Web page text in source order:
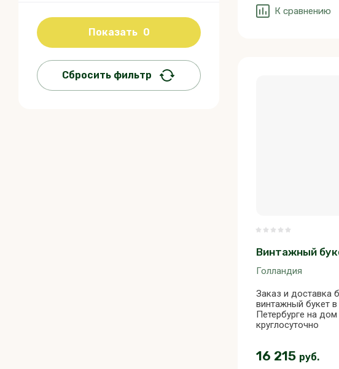
Показать 0
Сбросить фильтр
К сравнению
Винтажный
Голландия
Заказ и доставка
винтажный букет
Петербурге на
круглосуточно
16 215 руб.